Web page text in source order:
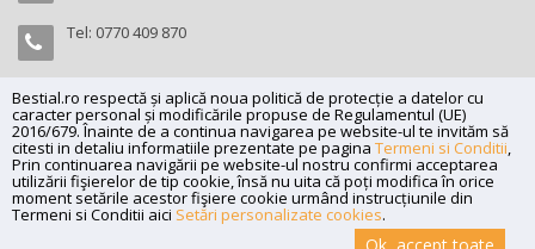
Bestial.ro respectă și aplică noua politică de protecție a datelor cu
caracter personal și modificările propuse de Regulamentul (UE)
2016/679. Înainte de a continua navigarea pe website-ul te invităm să
citesti in detaliu informatiile prezentate pe pagina Termeni si Conditii,
Prin continuarea navigării pe website-ul nostru confirmi acceptarea
utilizării fişierelor de tip cookie, însă nu uita că poți modifica în orice
moment setările acestor fişiere cookie urmând instrucțiunile din
Termeni si Conditii aici Setări personalizate cookies.
Tel: 0770 409 870
Copyright (C) 2026bestial.ro -All rights reserved.
SC BESTIAL RECORDS SRL, Nr. R.C.: J35/345/2005, C.U.I.: RO17197870,
Adresa: Bv 16 Decembrie 1989 nr 43, in curte la Neuromed, 300218,
Timisoara
Net Interaction.